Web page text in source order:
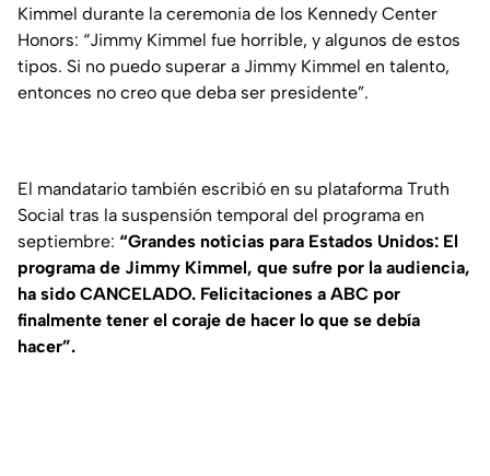
Kimmel durante la ceremonia de los Kennedy Center
Honors: “Jimmy Kimmel fue horrible, y algunos de estos
tipos. Si no puedo superar a Jimmy Kimmel en talento,
entonces no creo que deba ser presidente”.
El mandatario también escribió en su plataforma Truth
Social tras la suspensión temporal del programa en
septiembre: “Grandes noticias para Estados Unidos: El
programa de Jimmy Kimmel, que sufre por la audiencia,
ha sido CANCELADO. Felicitaciones a ABC por
finalmente tener el coraje de hacer lo que se debía
hacer”.